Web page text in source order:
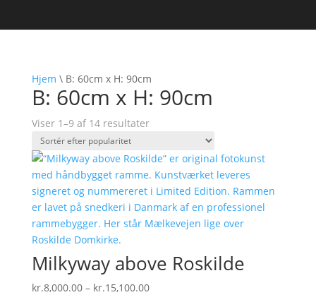
Hjem \ B: 60cm x H: 90cm
B: 60cm x H: 90cm
Viser 1–9 af 14 resultaterSorteret
popularitet
Milkyway above Roskilde
kr.8,000.00 – kr.15,100.00Prisinterval: